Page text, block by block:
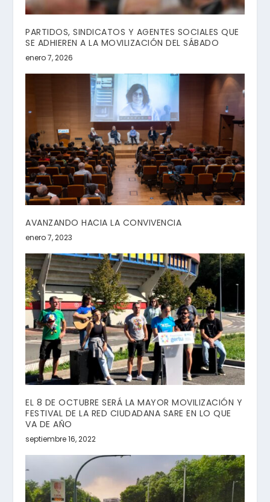
PARTIDOS, SINDICATOS Y AGENTES SOCIALES QUE
SE ADHIEREN A LA MOVILIZACIÓN DEL SÁBADO
enero 7, 2026
AVANZANDO HACIA LA CONVIVENCIA
enero 7, 2023
EL 8 DE OCTUBRE SERÁ LA MAYOR MOVILIZACIÓN Y
FESTIVAL DE LA RED CIUDADANA SARE EN LO QUE
VA DE AÑO
septiembre 16, 2022